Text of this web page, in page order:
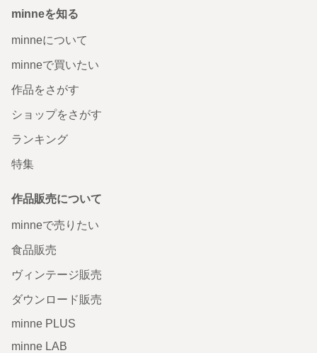
minneを知る
minneについて
minneで買いたい
作品をさがす
ショップをさがす
ランキング
特集
作品販売について
minneで売りたい
食品販売
ヴィンテージ販売
ダウンロード販売
minne PLUS
minne LAB